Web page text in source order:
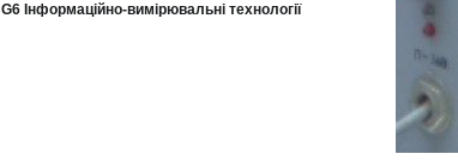
G6 Інформаційно-вимірювальні технології